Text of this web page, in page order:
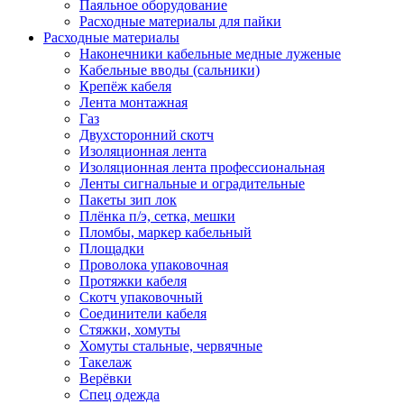
Паяльное оборудование
Расходные материалы для пайки
Расходные материалы
Наконечники кабельные медные луженые
Кабельные вводы (сальники)
Крепёж кабеля
Лента монтажная
Газ
Двухсторонний скотч
Изоляционная лента
Изоляционная лента профессиональная
Ленты сигнальные и оградительные
Пакеты зип лок
Плёнка п/э, сетка, мешки
Пломбы, маркер кабельный
Площадки
Проволока упаковочная
Протяжки кабеля
Скотч упаковочный
Соединители кабеля
Стяжки, хомуты
Хомуты стальные, червячные
Такелаж
Верёвки
Спец одежда